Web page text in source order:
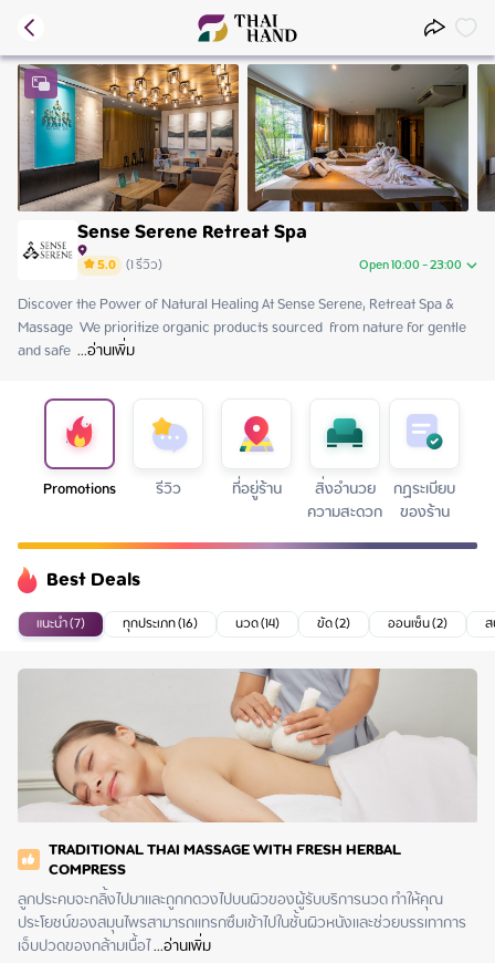
Sense Serene Retreat Spa
5.0 (1รีวิว) Open 10:00 - 23:00
Thursday 10:00 - 23:00
Friday 10:00 - 23:00
Saturday
Monday 10:00 - 23:00
Tuesday 10:00 - 23:00
Wednesday 10:00 - 23:00
Discover the Power of Natural Healing At Sense Serene, Retreat Spa &
Massage  We prioritize organic products sourced  from nature for gentle
and safe ...อ่านเพิ่ม
Promotions รีวิว ที่อยู่ร้าน สิ่งอำนวย
ความสะดวก
กฏระเบียบ
ของร้าน
Best Deals
แนะนำ (7) ทุกประเภท (16) นวด (14) ขัด (2) ออนเซ็น (2)
TRADITIONAL THAI MASSAGE WITH FRESH HERBAL
COMPRESS
ลูกประคบจะกลิ้งไปมาและถูกกดวงไปบนผิวของผู้รับบริการนวด ทำให้คุณ
ประโยชน์ของสมุนไพรสามารถแทรกซึมเข้าไปในชั้นผิวหนังและช่วยบรรเทาการ
เจ็บปวดของกล้ามเนื้อไ ...อ่านเพิ่ม